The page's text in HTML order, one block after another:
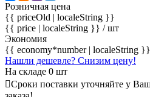
Розничная цена
{{ priceOld | localeString }}
{{ price | localeString }} / шт
Экономия
{{ economy*number | localeString }}
Нашли дешевле? Снизим цену!
На складе 0 шт
Сроки поставки уточняйте у